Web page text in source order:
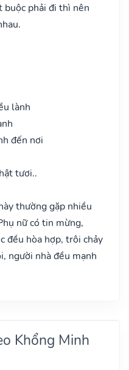
buộc phải đi thì nên
lành
đến nơi
tươi..
thường gặp nhiều
nữ có tin mừng,
đều hòa hợp, trôi chảy
người nhà đều mạnh
Khổng Minh